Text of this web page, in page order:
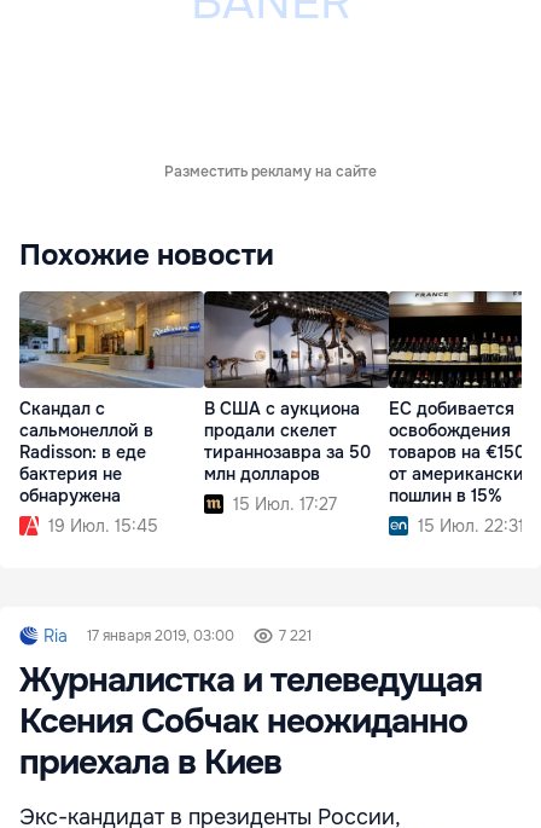
Разместить рекламу на сайте
Похожие новости
Скандал с
сальмонеллой в
Radisson: в еде
бактерия не
обнаружена
19 Июл. 15:45
В США с аукциона
продали скелет
тираннозавра за 50
млн долларов
15 Июл. 17:27
ЕС добивается
освобождения
товаров на €150
от американских
пошлин в 15%
15 Июл. 22:31
Ria 17 января 2019, 03:00 7 221
Журналистка и телеведущая
Ксения Собчак неожиданно
приехала в Киев
Экс-кандидат в президенты России,